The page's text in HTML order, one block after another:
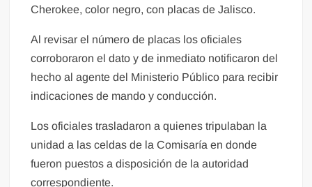
Cherokee, color negro, con placas de Jalisco.
Al revisar el número de placas los oficiales
corroboraron el dato y de inmediato notificaron del
hecho al agente del Ministerio Público para recibir
indicaciones de mando y conducción.
Los oficiales trasladaron a quienes tripulaban la
unidad a las celdas de la Comisaría en donde
fueron puestos a disposición de la autoridad
correspondiente.